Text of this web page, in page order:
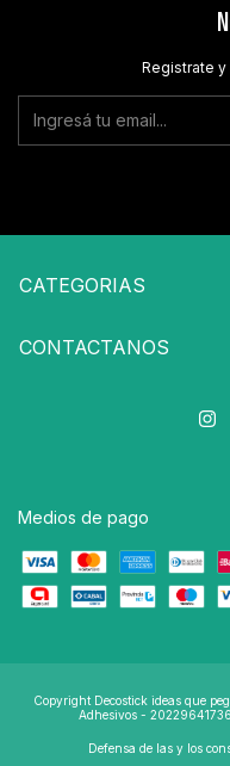
Registrate
CATEGORIAS
CONTACTANOS
Medios de pago
Copyright Decostick ideas que
Adhesivos -
Defensa de las y los